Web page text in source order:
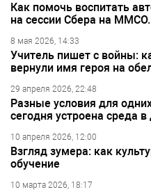
Как помочь воспитать
на сессии Сбера на
8 мая 2026, 14:33
Учитель пишет с войны:
вернули имя героя на
29 апреля 2026, 22:48
Разные условия для
сегодня устроена среда в
10 апреля 2026, 12:00
Взгляд зумера: как
обучение
10 марта 2026, 18:17